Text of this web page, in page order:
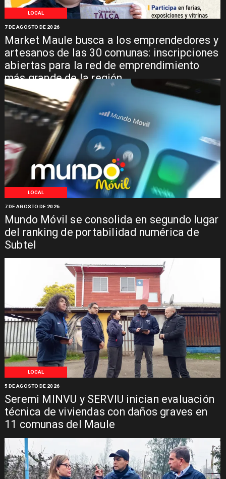
LOCAL
Market Maule busca a los emprendedores y
artesanos de las 30 comunas: inscripciones
abiertas para la red de emprendimiento
más grande de la región
7 DE AGOSTO DE 2026
LOCAL
Mundo Móvil se consolida en segundo lugar
del ranking de portabilidad numérica de
Subtel
7 DE AGOSTO DE 2026
LOCAL
Seremi MINVU y SERVIU inician evaluación
técnica de viviendas con daños graves en
11 comunas del Maule
5 DE AGOSTO DE 2026